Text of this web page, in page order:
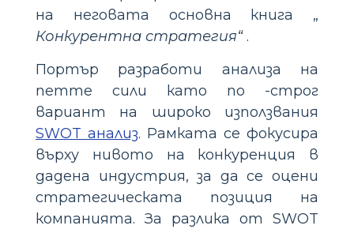
на неговата основна книга „
Конкурентна стратегия“.
Портър разработи анализа на
петте сили като по -строг
вариант на широко използвания
SWOT анализ. Рамката се фокусира
върху нивото на конкуренция в
дадена индустрия, за да се оцени
стратегическата позиция на
компанията. За разлика от SWOT